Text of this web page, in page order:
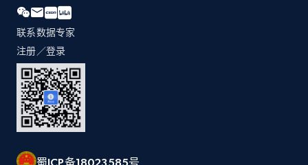
联系数据专家
注册／登录
蜀ICP备18023585号